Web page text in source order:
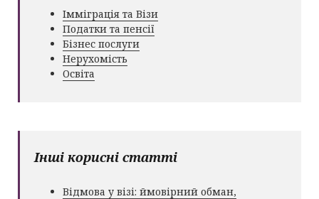
Імміграція та Візи
Податки та пенсії
Бізнес послуги
Нерухомість
Освіта
Інші корисні статті
Відмова у візі: ймовірний обман,